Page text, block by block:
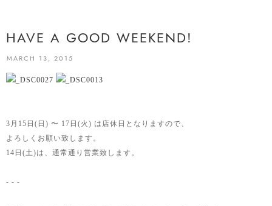
HAVE A GOOD WEEKEND!
MARCH 13, 2015
3月15日(日) 〜 17日(火) は店休日となりますので、
よろしくお願い致します。
14日(土)は、通常通り営業致します。
- - -